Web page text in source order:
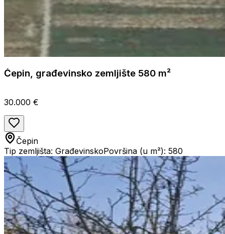
Čepin, građevinsko zemljište 580 m²
30.000 €
Čepin
Tip zemljišta: GrađevinskoPovršina (u m²): 580